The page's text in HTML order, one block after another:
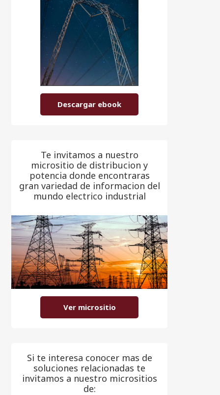
Descargar ebook
Te invitamos a nuestro
micrositio de distribucion y
potencia donde encontraras
gran variedad de informacion del
mundo electrico industrial
Ver micrositio
Si te interesa conocer mas de
soluciones relacionadas te
invitamos a nuestro micrositios
de: